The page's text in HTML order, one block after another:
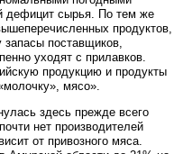
дефицит сырья. По тем же
продуктов,
поставщиков,
уходят с прилавков.
продукцию и продукты
мясо».
здесь прежде всего
нет производителей
от привозного мяса.